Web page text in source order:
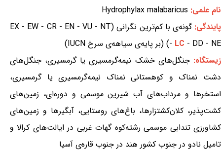
نام علمی: Hydrophylax malabaricus
پایندگی:
گونه‌ی با کم‌ترین نگرانی (EX - EW - CR - EN - VU - NT
- LC - DD - NE) (بر پایه‌ی سیاهه‌ی سرخ IUCN)
زیستگاه:جنگل‌های خشک نیمه‌گرمسیری یا گرمسیری، جنگل‌های
دشت نمناک و کوهستانی نمناک نیمه‌گرمسیری یا گرمسیری،
استخرها و مرداب‌های آب شیرین موسمی و دوره‌ای، زمین‌های
کشت‌پذیر، کلان‌کشتزارها، باغ‌های روستایی، آبگیرها و زمین‌های
کشاورزی تندابی موسمی رشته‌کوه گهات غربی در ایالت‌های کرالا و
تامیل نادو در جنوب کشور هند در جنوب قاره‌ی آسیا